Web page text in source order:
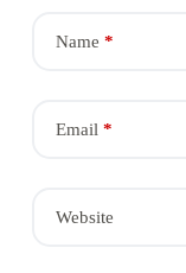
Name *
Email *
Website